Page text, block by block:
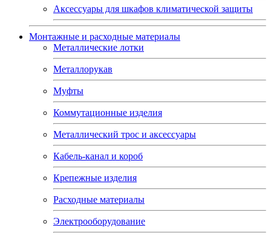
Аксессуары для шкафов климатической защиты
Монтажные и расходные материалы
Металлические лотки
Металлорукав
Муфты
Коммутационные изделия
Металлический трос и аксессуары
Кабель-канал и короб
Крепежные изделия
Расходные материалы
Электрооборудование